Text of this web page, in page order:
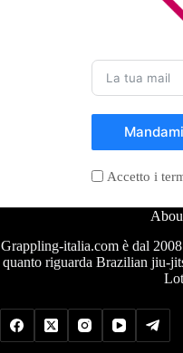
Accetto i
Grappling-italia.com è dal
quanto riguarda Brazilian jiu-